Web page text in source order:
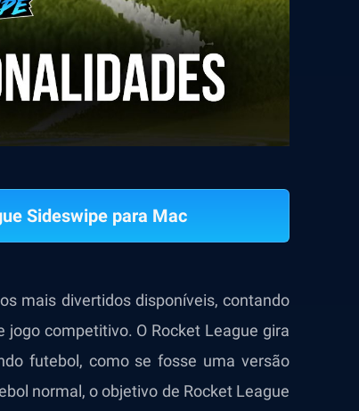
Sideswipe para Mac
mais divertidos disponíveis, contando
competitivo. O Rocket League gira
futebol, como se fosse uma versão
normal, o objetivo de Rocket League